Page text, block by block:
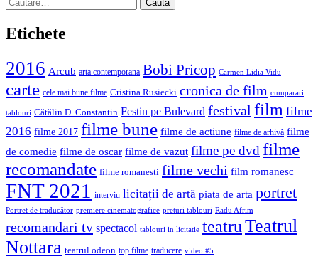
după:
Etichete
2016 Arcub arta contemporana Bobi Pricop Carmen Lidia Vidu
carte cele mai bune filme Cristina Rusiecki cronica de film cumparari
tablouri Cătălin D. Constantin Festin pe Bulevard festival film filme
2016 filme 2017 filme bune filme de actiune filme de arhivă filme
de comedie filme de oscar filme de vazut filme pe dvd filme
recomandate filme romanesti filme vechi film romanesc
FNT 2021 interviu licitații de artă piata de arta portret
Portret de traducător premiere cinematografice preturi tablouri Radu Afrim
recomandari tv spectacol tablouri in licitatie teatruTeatrul
Nottara teatrul odeon top filme traducere video #5